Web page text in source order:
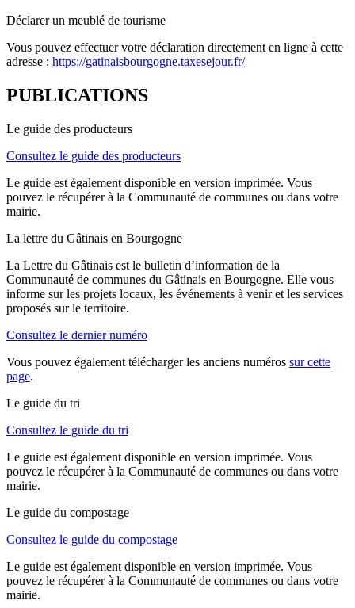
Déclarer un meublé de tourisme
Vous pouvez effectuer votre déclaration directement en ligne à cette
adresse : https://gatinaisbourgogne.taxesejour.fr/
PUBLICATIONS
Le guide des producteurs
Consultez le guide des producteurs
Le guide est également disponible en version imprimée. Vous
pouvez le récupérer à la Communauté de communes ou dans votre
mairie.
La lettre du Gâtinais en Bourgogne
La Lettre du Gâtinais est le bulletin d’information de la
Communauté de communes du Gâtinais en Bourgogne. Elle vous
informe sur les projets locaux, les événements à venir et les services
proposés sur le territoire.
Consultez le dernier numéro
Vous pouvez également télécharger les anciens numéros sur cette
page.
Le guide du tri
Consultez le guide du tri
Le guide est également disponible en version imprimée. Vous
pouvez le récupérer à la Communauté de communes ou dans votre
mairie.
Le guide du compostage
Consultez le guide du compostage
Le guide est également disponible en version imprimée. Vous
pouvez le récupérer à la Communauté de communes ou dans votre
mairie.